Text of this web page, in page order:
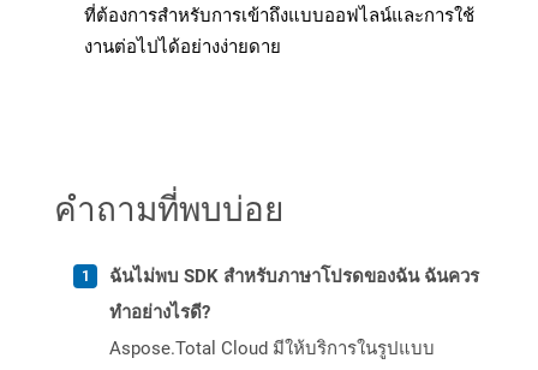
ที่ต้องการสำหรับการเข้าถึงแบบออฟไลน์และการใช้
งานต่อไปได้อย่างง่ายดาย
คำถามที่พบบ่อย
ฉันไม่พบ SDK สำหรับภาษาโปรดของฉัน ฉันควร
ทำอย่างไรดี?
Aspose.Total Cloud มีให้บริการในรูปแบบ